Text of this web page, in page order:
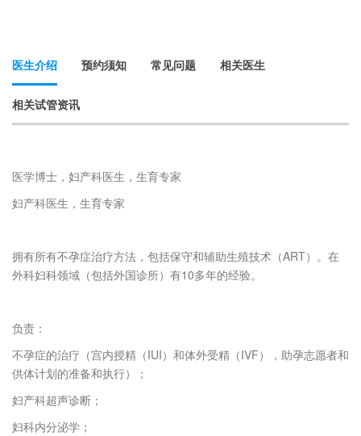
医生介绍 预约须知 常见问题 相关医生
相关试管资讯
医学博士，妇产科医生，生育专家
妇产科医生，生育专家
拥有所有不孕症治疗方法，包括保守和辅助生殖技术（ART）。在
外科妇科领域（包括外国诊所）有10多年的经验。
负责：
不孕症的治疗（宫内授精（IUI）和体外受精（IVF），助孕志愿者和
供体计划的准备和执行）；
妇产科超声诊断；
妇科内分泌学；